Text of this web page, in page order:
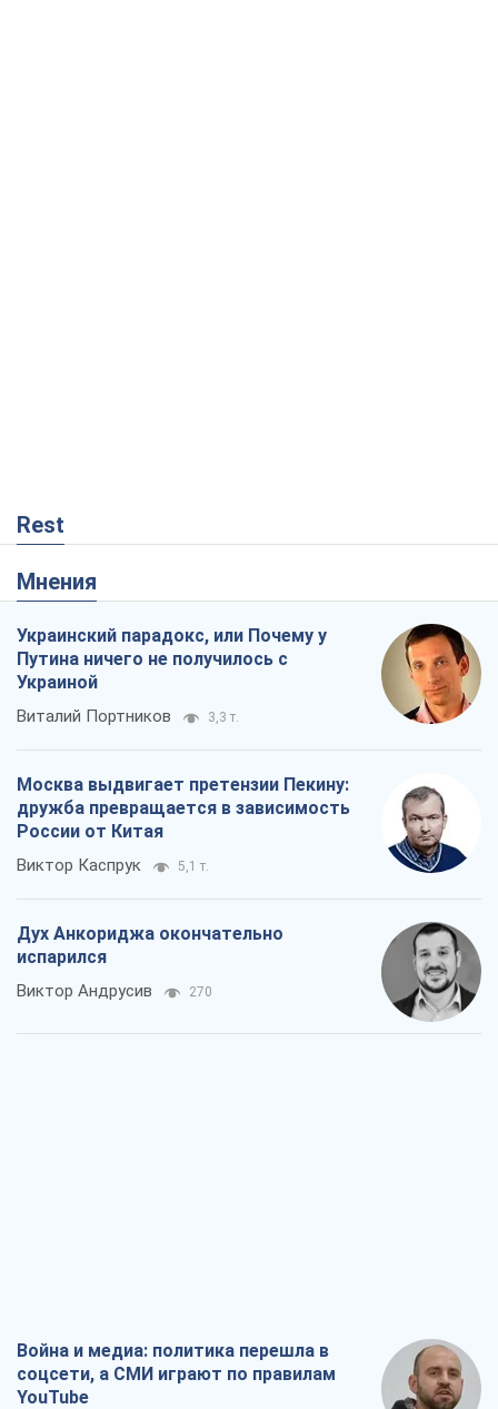
Rest
Мнения
Украинский парадокс, или Почему у
Путина ничего не получилось с
Украиной
Виталий Портников 3,3 т.
Москва выдвигает претензии Пекину:
дружба превращается в зависимость
России от Китая
Виктор Каспрук 5,1 т.
Дух Анкориджа окончательно
испарился
Виктор Андрусив 270
Война и медиа: политика перешла в
соцсети, а СМИ играют по правилам
YouTube